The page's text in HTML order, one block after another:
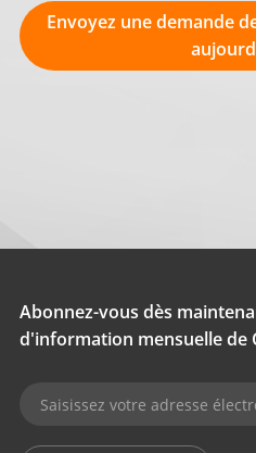
Envoyez une demande
Abonnez-vous dès
d'information mensuelle de